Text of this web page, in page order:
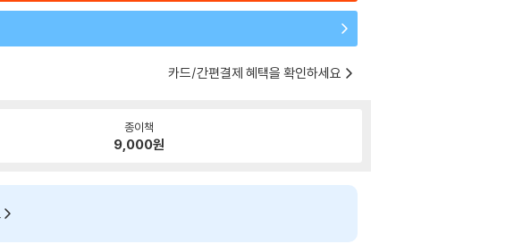
카드/간편결제 혜택을 확인하세요
종이책
9,000원